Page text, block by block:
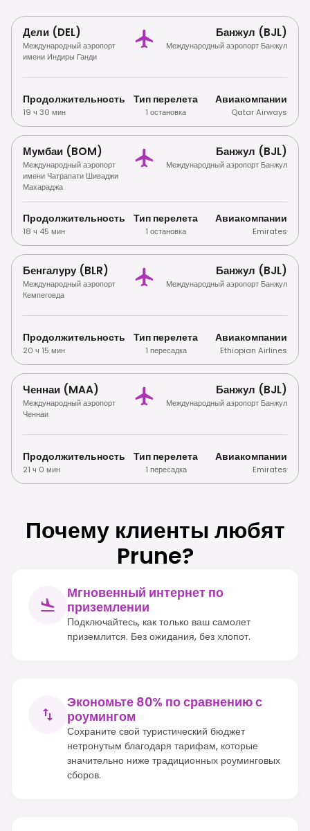
Дели (DEL)
Международный аэропорт
имени Индиры Ганди
Банжул (BJL)
Международный аэропорт Банжул
Продолжительность
19 ч 30 мин
Тип перелета
1 остановка
Авиакомпании
Qatar Airways
Мумбаи (BOM)
Международный аэропорт
имени Чатрапати Шиваджи
Махараджа
Банжул (BJL)
Международный аэропорт Банжул
Продолжительность
18 ч 45 мин
Тип перелета
1 остановка
Авиакомпании
Emirates
Бенгалуру (BLR)
Международный аэропорт
Кемпеговда
Банжул (BJL)
Международный аэропорт Банжул
Продолжительность
20 ч 15 мин
Тип перелета
1 пересадка
Авиакомпании
Ethiopian Airlines
Ченнаи (MAA)
Международный аэропорт
Ченнаи
Банжул (BJL)
Международный аэропорт Банжул
Продолжительность
21 ч 0 мин
Тип перелета
1 пересадка
Авиакомпании
Emirates
Почему клиенты любят
Prune?
Мгновенный интернет по
приземлении
Подключайтесь, как только ваш самолет
приземлится. Без ожидания, без хлопот.
Экономьте 80% по сравнению с
роумингом
Сохраните свой туристический бюджет
нетронутым благодаря тарифам, которые
значительно ниже традиционных роуминговых
сборов.